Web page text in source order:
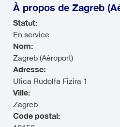
À propos de Zagreb
Statut:
En service
Nom:
Zagreb (Aéroport)
Adresse:
Ulica Rudolfa Fizira 1
Ville:
Zagreb
Code postal: